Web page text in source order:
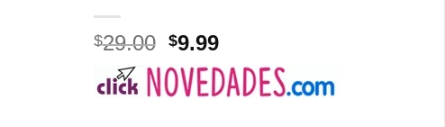
$29.00 El
precio
original
$9.99El
precio
actual